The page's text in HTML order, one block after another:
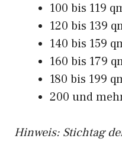
100 bis 119
120 bis 139
140 bis 159
160 bis 179
180 bis 199
200 und
Hinweis: Stichtag